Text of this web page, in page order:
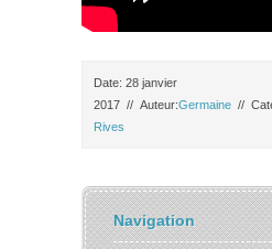
Date: 28 janvier
2017 // Auteur:Germaine //
Rives
Navigation